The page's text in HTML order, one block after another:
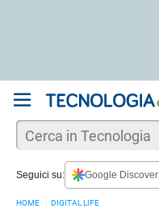
Seguici su: Google Discover
HOME DIGITAL LIFE